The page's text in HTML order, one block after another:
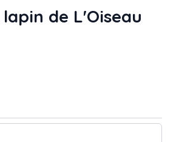
de L'Oiseau